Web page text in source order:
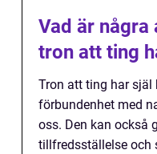
Vad är några
tron att ting
Tron att ting har själ
förbundenhet med
oss. Den kan också
tillfredsställelse och